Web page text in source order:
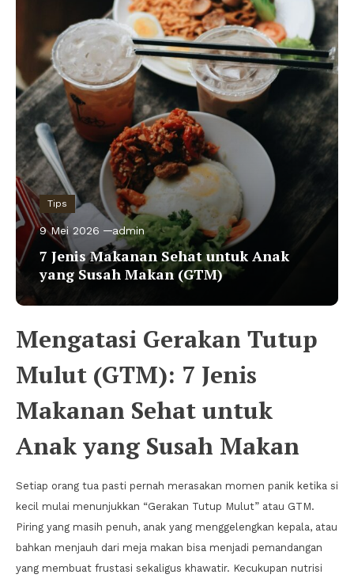
Tips
9 Mei 2026 admin
7 Jenis Makanan Sehat untuk Anak
yang Susah Makan (GTM)
Mengatasi Gerakan Tutup
Mulut (GTM): 7 Jenis
Makanan Sehat untuk
Anak yang Susah Makan
Setiap orang tua pasti pernah merasakan momen panik ketika si
kecil mulai menunjukkan “Gerakan Tutup Mulut” atau GTM.
Piring yang masih penuh, anak yang menggelengkan kepala, atau
bahkan menjauh dari meja makan bisa menjadi pemandangan
yang membuat frustasi sekaligus khawatir. Kecukupan nutrisi